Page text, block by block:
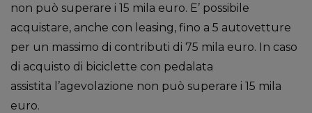
non può superare i 15 mila euro. E’ possibile
acquistare, anche con leasing, fino a 5 autovetture
per un massimo di contributi di 75 mila euro. In caso
di acquisto di biciclette con pedalata
assistita l’agevolazione non può superare i 15 mila
euro.